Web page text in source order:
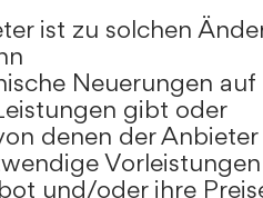
ist zu solchen
Neuerungen
gibt oder
denen der Anbieter
und/oder ihre